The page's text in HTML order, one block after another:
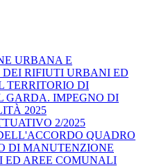
URBANA E
RIFIUTI URBANI ED
TERRITORIO DI
GARDA. IMPEGNO DI
2025
2/2025
QUADRO
DI MANUTENZIONE
ED AREE COMUNALI